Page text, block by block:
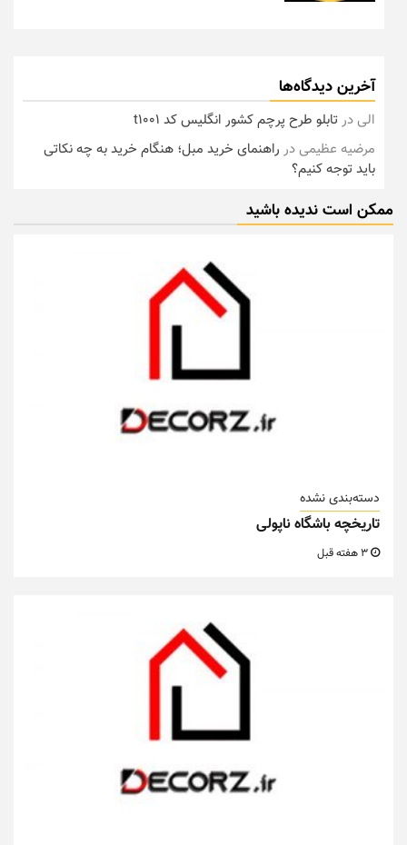
آخرین دیدگاه‌ها
الیدرتابلو طرح پرچم کشور انگلیس کد t1001
مرضیه عظیمیدر راهنمای خرید مبل؛ هنگام خرید به چه نکاتی
باید توجه کنیم؟
ممکن است ندیده باشید
دسته‌بندی نشده
تاریخچه باشگاه ناپولی